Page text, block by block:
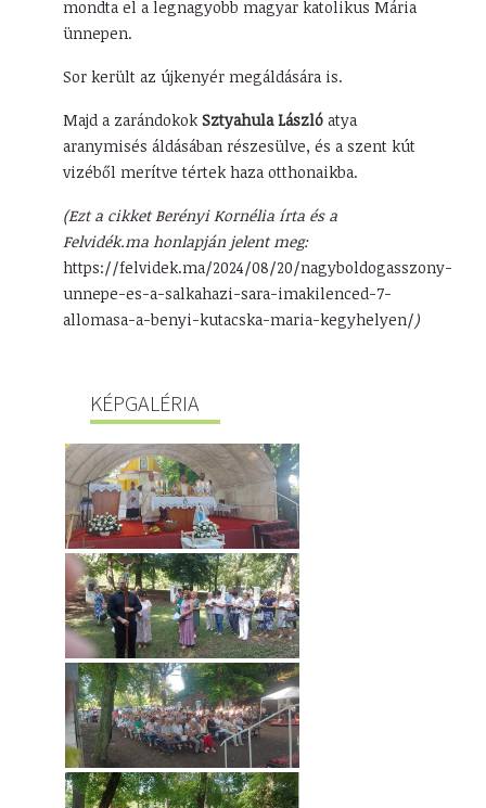
mondta el a legnagyobb magyar katolikus Mária
ünnepen.
Sor került az újkenyér megáldására is.
Majd a zarándokok Sztyahula László atya
aranymisés áldásában részesülve, és a szent kút
vizéből merítve tértek haza otthonaikba.
(Ezt a cikket Berényi Kornélia írta és a
Felvidék.ma honlapján jelent meg:
https://felvidek.ma/2024/08/20/nagyboldogasszony-
unnepe-es-a-salkahazi-sara-imakilenced-7-
allomasa-a-benyi-kutacska-maria-kegyhelyen/)
KÉPGALÉRIA